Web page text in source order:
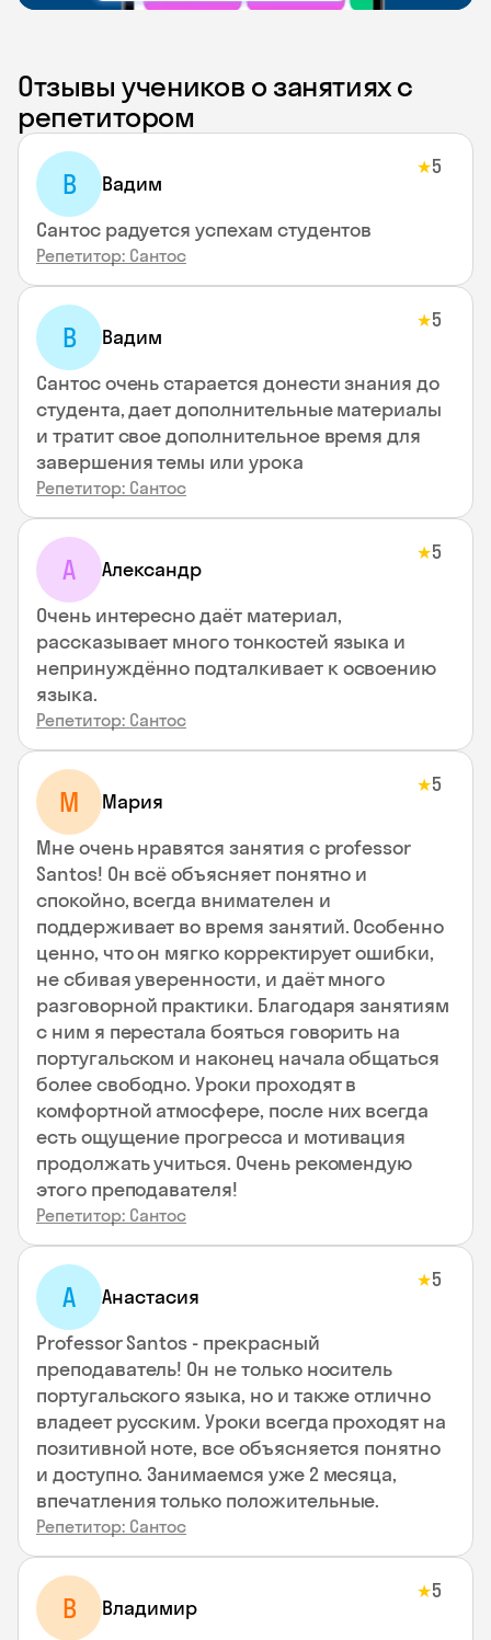
Отзывы учеников о занятиях с
репетитором
В Вадим
★5
Сантос радуется успехам студентов
Репетитор: Сантос
В Вадим
★5
Сантос очень старается донести знания до
студента, дает дополнительные материалы
и тратит свое дополнительное время для
завершения темы или урока
Репетитор: Сантос
А Александр
★5
Очень интересно даёт материал,
рассказывает много тонкостей языка и
непринуждённо подталкивает к освоению
языка.
Репетитор: Сантос
М Мария
★5
Мне очень нравятся занятия с professor
Santos! Он всё объясняет понятно и
спокойно, всегда внимателен и
поддерживает во время занятий. Особенно
ценно, что он мягко корректирует ошибки,
не сбивая уверенности, и даёт много
разговорной практики. Благодаря занятиям
с ним я перестала бояться говорить на
португальском и наконец начала общаться
более свободно. Уроки проходят в
комфортной атмосфере, после них всегда
есть ощущение прогресса и мотивация
продолжать учиться. Очень рекомендую
этого преподавателя!
Репетитор: Сантос
А Анастасия
★5
Professor Santos - прекрасный
преподаватель! Он не только носитель
португальского языка, но и также отлично
владеет русским. Уроки всегда проходят на
позитивной ноте, все объясняется понятно
и доступно. Занимаемся уже 2 месяца,
впечатления только положительные.
Репетитор: Сантос
В Владимир
★5